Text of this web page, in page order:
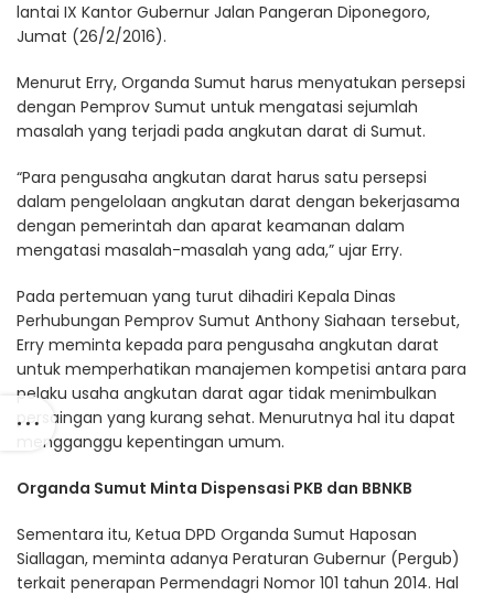
lantai IX Kantor Gubernur Jalan Pangeran Diponegoro,
Jumat (26/2/2016).
Menurut Erry, Organda Sumut harus menyatukan persepsi
dengan Pemprov Sumut untuk mengatasi sejumlah
masalah yang terjadi pada angkutan darat di Sumut.
“Para pengusaha angkutan darat harus satu persepsi
dalam pengelolaan angkutan darat dengan bekerjasama
dengan pemerintah dan aparat keamanan dalam
mengatasi masalah-masalah yang ada,” ujar Erry.
Pada pertemuan yang turut dihadiri Kepala Dinas
Perhubungan Pemprov Sumut Anthony Siahaan tersebut,
Erry meminta kepada para pengusaha angkutan darat
untuk memperhatikan manajemen kompetisi antara para
pelaku usaha angkutan darat agar tidak menimbulkan
persaingan yang kurang sehat. Menurutnya hal itu dapat
mengganggu kepentingan umum.
Organda Sumut Minta Dispensasi PKB dan BBNKB
Sementara itu, Ketua DPD Organda Sumut Haposan
Siallagan, meminta adanya Peraturan Gubernur (Pergub)
terkait penerapan Permendagri Nomor 101 tahun 2014. Hal